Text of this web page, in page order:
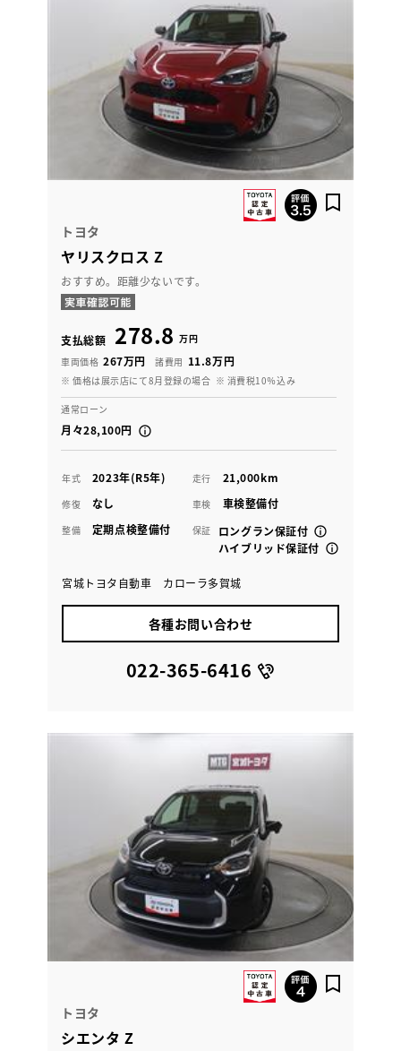
トヨタ
ヤリスクロス Z
おすすめ。距離少ないです。
支払総額 278.8 万円
車両価格 267万円 諸費用 11.8万円
※ 価格は展示店にて8月登録の場合 ※ 消費税10％込み
通常ローン
月々28,100円
年式 2023年(R5年) 走行 21,000km
修復 なし 車検 車検整備付
整備 定期点検整備付 保証
ロングラン保証付
ハイブリッド保証付
宮城トヨタ自動車 カローラ多賀城
各種お問い合わせ
022-365-6416
トヨタ
シエンタ Z